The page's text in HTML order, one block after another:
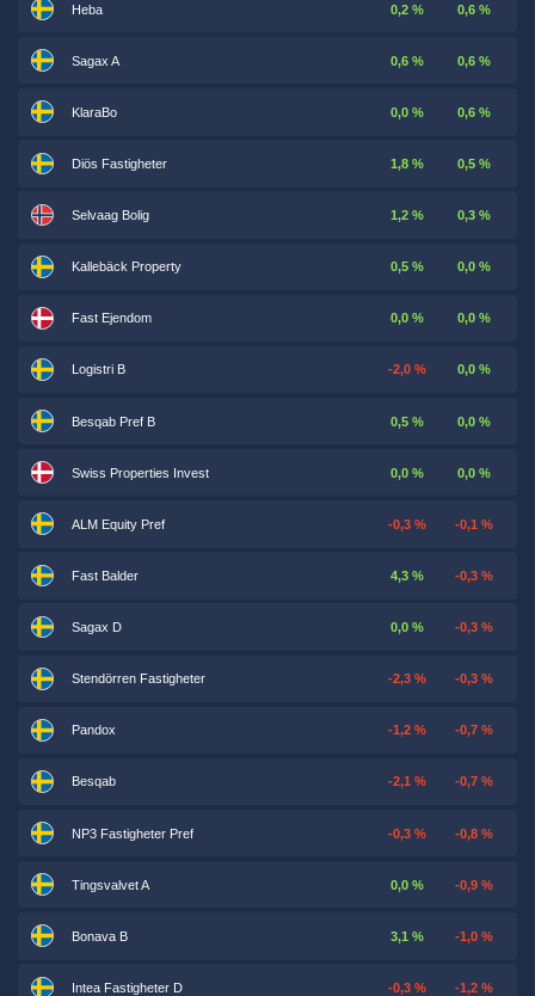
Heba 0,2 % 0,6 %
Sagax A 0,6 % 0,6 %
KlaraBo 0,0 % 0,6 %
Diös Fastigheter 1,8 % 0,5 %
Selvaag Bolig 1,2 % 0,3 %
Kallebäck Property 0,5 % 0,0 %
Fast Ejendom 0,0 % 0,0 %
Logistri B -2,0 % 0,0 %
Besqab Pref B 0,5 % 0,0 %
Swiss Properties Invest 0,0 % 0,0 %
ALM Equity Pref -0,3 % -0,1 %
Fast Balder 4,3 % -0,3 %
Sagax D 0,0 % -0,3 %
Stendörren Fastigheter -2,3 % -0,3 %
Pandox -1,2 % -0,7 %
Besqab -2,1 % -0,7 %
NP3 Fastigheter Pref -0,3 % -0,8 %
Tingsvalvet A 0,0 % -0,9 %
Bonava B 3,1 % -1,0 %
Intea Fastigheter D -0,3 % -1,2 %